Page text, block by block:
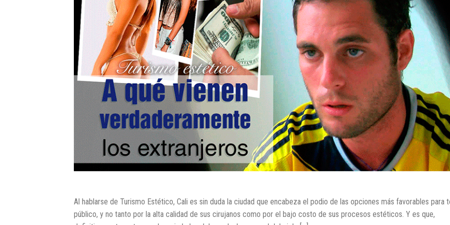
Al hablarse de Turismo Estético, Cali es sin duda la ciudad que encabeza el podio de las opciones más favorables para
público, y no tanto por la alta calidad de sus cirujanos como por el bajo costo de sus procesos estéticos. Y es que,